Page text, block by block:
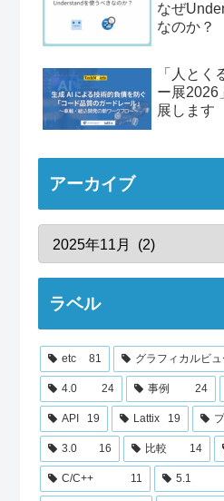
なぜ
なのか？
「人とく
ー展2026
展します
アーカイブ
ラベル
etc 81 グラフィカルビュ
4.0 24 事例 24
API 19 Lattix 19
3.0 16 比較 14
C/C++ 11 5.1